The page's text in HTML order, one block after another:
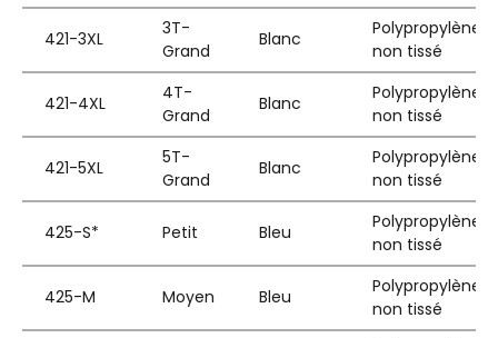
421-3XL
3T-
Grand
Blanc
Polypropylène
non tissé
421-4XL
4T-
Grand
Blanc
Polypropylène
non tissé
421-5XL
5T-
Grand
Blanc
Polypropylène
non tissé
425-S* Petit Bleu
Polypropylène
non tissé
425-M Moyen Bleu
Polypropylène
non tissé